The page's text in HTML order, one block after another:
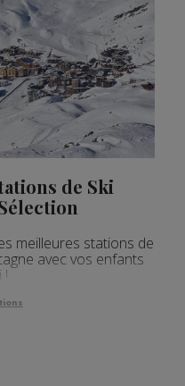
de Ski
meilleures stations de
avec vos enfants
!